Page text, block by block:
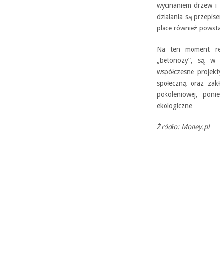
wycinaniem drzew i
działania są
place również
Na ten moment
„betonozy”, są w
współczesne
społeczną oraz
pokoleniowej,
ekologiczne.
Źródło: Money.pl